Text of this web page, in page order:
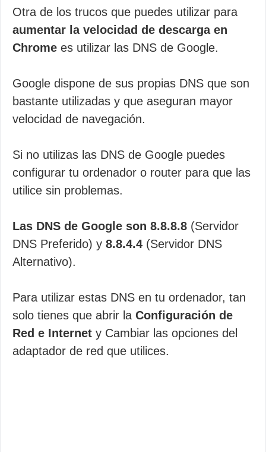
Otra de los trucos que puedes utilizar para
aumentar la velocidad de descarga en
Chrome es utilizar las DNS de Google.
Google dispone de sus propias DNS que son
bastante utilizadas y que aseguran mayor
velocidad de navegación.
Si no utilizas las DNS de Google puedes
configurar tu ordenador o router para que las
utilice sin problemas.
Las DNS de Google son 8.8.8.8 (Servidor
DNS Preferido) y 8.8.4.4 (Servidor DNS
Alternativo).
Para utilizar estas DNS en tu ordenador, tan
solo tienes que abrir la Configuración de
Red e Internet y Cambiar las opciones del
adaptador de red que utilices.